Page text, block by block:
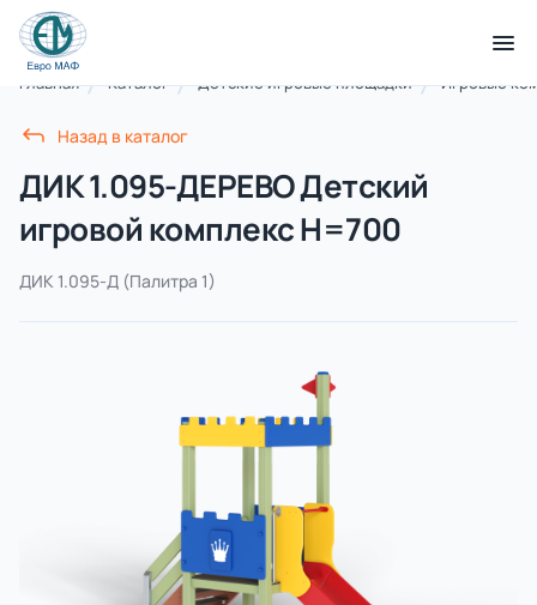
КАТАЛОГ ТОВАРОВ
Серии
21 категория
Детские игровые площадки
7 категорий
Комплексы для лазания
3 категории
Главная Каталог Детские игровые площадки Игровые
Назад в каталог
ДИК 1.095-ДЕРЕВО Детский
игровой комплекс Н=700
ДИК 1.095-Д (Палитра 1)